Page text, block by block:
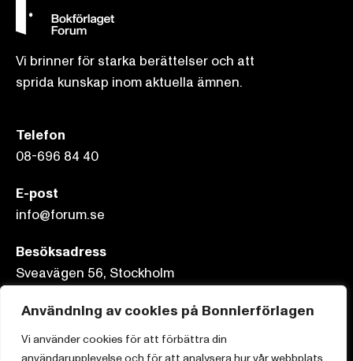
Användning av cookies på Bonnierförlagen
Vi använder cookies för att förbättra din
Vi brinner för starka berättelser och att
sprida kunskap inom aktuella ämnen.
Telefon
08-696 84 40
E-post
info@forum.se
Besöksadress
Sveavägen 56, Stockholm
Postadress
Box 3159, 103 63 Stockholm